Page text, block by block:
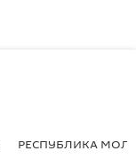
РЕСПУБЛИКА